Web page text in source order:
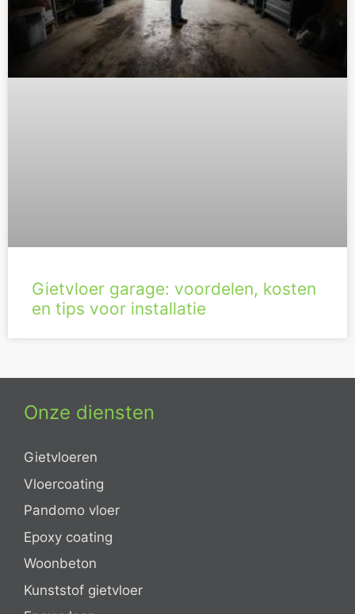
Gietvloer garage: voordelen, kosten
en tips voor installatie
Onze diensten
Gietvloeren
Vloercoating
Pandomo vloer
Epoxy coating
Woonbeton
Kunststof gietvloer